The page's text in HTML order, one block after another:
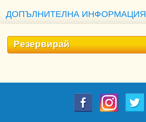
ДОПЪЛНИТЕЛНА ИНФОРМАЦИЯ
Резервирай